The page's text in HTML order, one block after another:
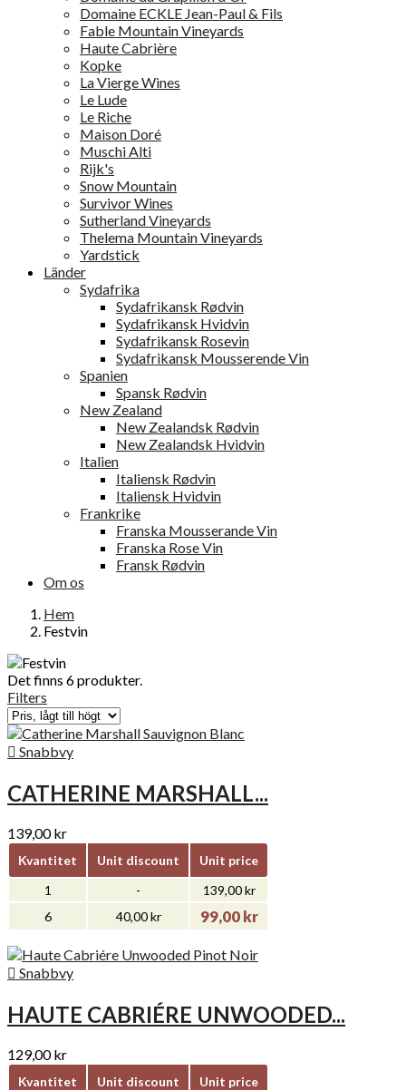
Domaine ECKLE Jean-Paul & Fils
Fable Mountain Vineyards
Haute Cabrière
Kopke
La Vierge Wines
Le Lude
Le Riche
Maison Doré
Muschi Alti
Rijk's
Snow Mountain
Survivor Wines
Sutherland Vineyards
Thelema Mountain Vineyards
Yardstick
Länder
Sydafrika
Sydafrikansk Rødvin
Sydafrikansk Hvidvin
Sydafrikansk Rosevin
Sydafrikansk Mousserende Vin
Spanien
Spansk Rødvin
New Zealand
New Zealandsk Rødvin
New Zealandsk Hvidvin
Italien
Italiensk Rødvin
Italiensk Hvidvin
Frankrike
Franska Mousserande Vin
Franska Rose Vin
Fransk Rødvin
Om os
Hem
Festvin
Det finns 6 produkter.
Filters
 Snabbvy
CATHERINE MARSHALL...
139,00 kr
Kvantitet Unit discount
Unit price
1
-
139,00 kr
6
40,00 kr 99,00 kr
 Snabbvy
HAUTE CABRIÉRE UNWOODED...
129,00 kr
Kvantitet Unit discount
Unit price